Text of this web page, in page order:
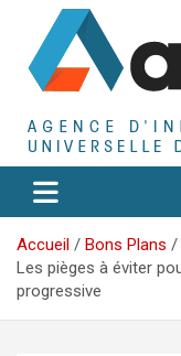
contenu
Adiu
Agence
Accueil
Bons Plans
Les pièges à éviter
progressive